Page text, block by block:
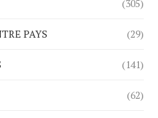
(305)
PAYS (29)
(141)
(62)